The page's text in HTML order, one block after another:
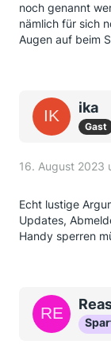
noch genannt
nämlich für sich
Augen auf beim
ika
Gast
16. August 2023
Echt lustige
Updates,
Handy sperren